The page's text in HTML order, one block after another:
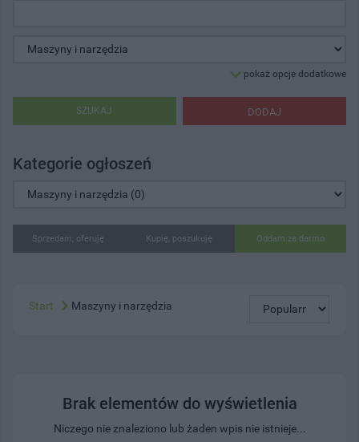
pokaż opcje dodatkowe
DODAJ
SZUKAJ
Kategorie ogłoszeń
Sprzedam, oferuję Kupię, poszukuję Oddam za darmo
Start Maszyny i narzędzia
Brak elementów do wyświetlenia
Niczego nie znaleziono lub żaden wpis nie istnieje...